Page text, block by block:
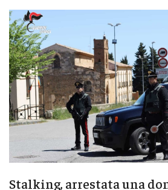
Stalking, arrestata una